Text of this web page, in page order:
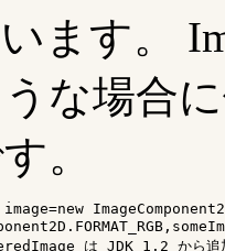
ます。
うな場合
。